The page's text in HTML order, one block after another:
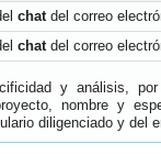
chatdel correo
chatdel correo
y análisis,
nombre y
diligenciado y del